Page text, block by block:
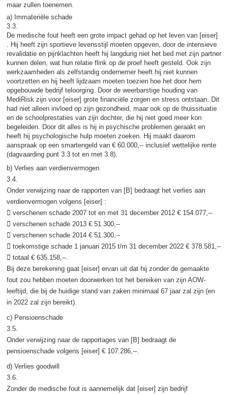
maar zullen toenemen.
a) Immateriële schade
3.3.
De medische fout heeft een grote impact gehad op het leven van [eiser]
. Hij heeft zijn sportieve levensstijl moeten opgeven, door de intensieve
revalidatie en pijnklachten heeft hij langdurig niet het bed met zijn partner
kunnen delen, wat hun relatie flink op de proef heeft gesteld. Ook zijn
werkzaamheden als zelfstandig ondernemer heeft hij niet kunnen
voortzetten en hij heeft lijdzaam moeten toezien hoe het door hem
opgebouwde bedrijf teloorging. Door de weerbarstige houding van
MediRisk zijn voor [eiser] grote financiële zorgen en stress ontstaan. Dit
had niet alleen invloed op zijn gezondheid, maar ook op de thuissituatie
en de schoolprestaties van zijn dochter, die hij niet goed meer kon
begeleiden. Door dit alles is hij in psychische problemen geraakt en
heeft hij psychologische hulp moeten zoeken. Hij maakt daarom
aanspraak op een smartengeld van € 60.000,-- inclusief wettelijke rente
(dagvaarding punt 3.3 tot en met 3.8).
b) Verlies aan verdienvermogen
3.4.
Onder verwijzing naar de rapporten van [B] bedraagt het verlies aan
verdienvermogen volgens [eiser] :
 verschenen schade 2007 tot en met 31 december 2012 € 154.077,--
 verschenen schade 2013 € 51.300,--
 verschenen schade 2014 € 51.300,--
 toekomstige schade 1 januari 2015 t/m 31 december 2022 € 378.581,--
 totaal € 635.158,--.
Bij deze berekening gaat [eiser] ervan uit dat hij zonder de gemaakte
fout zou hebben moeten doorwerken tot het bereiken van zijn AOW-
leeftijd, die bij de huidige stand van zaken minimaal 67 jaar zal zijn (en
in 2022 zal zijn bereikt).
c) Pensioenschade
3.5.
Onder verwijzing naar de rapportages van [B] bedraagt de
pensioenschade volgens [eiser] € 107.286,--.
d) Verlies goodwill
3.6.
Zonder de medische fout is aannemelijk dat [eiser] zijn bedrijf